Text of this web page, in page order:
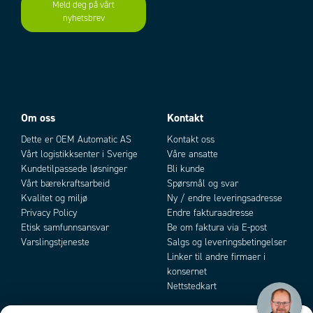
Brytevne
Matespenning
Oppbevaringstemperatur fra -30 °C
Oppbevaringstemperatur til 70 °C
Vekt 130 g
Godkjenninger CE, CSA, RoHS, UL
Montering DIN-skinne
Add to existing cart row
Meld deg på vårt
nyhetsbrev
Om oss
Dette er OEM Automatic AS
Vårt logistikksenter i Sverige
Kundetilpassede løsninger
Vårt bærekraftsarbeid
Kvalitet og miljø
Privacy Policy
Etisk samfunnsansvar
Varslingstjeneste
Kontakt
Kontakt oss
Våre ansatte
Bli kunde
Spørsmål og svar
Ny / endre leveringsadresse
Endre fakturaadresse
Be om faktura via E-post
Salgs og leveringsbetingelser
Linker til andre firmaer i
konsernet
Nettstedkart